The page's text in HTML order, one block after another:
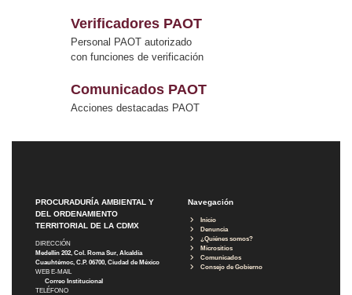
Verificadores PAOT
Personal PAOT autorizado
con funciones de verificación
Comunicados PAOT
Acciones destacadas PAOT
PROCURADURÍA AMBIENTAL Y
DEL ORDENAMIENTO
TERRITORIAL DE LA CDMX
DIRECCIÓN
Medellín 202, Col. Roma Sur, Alcaldía
Cuauhtémoc, C.P. 06700, Ciudad de México
WEB E-MAIL
Correo Institucional
TELÉFONO
Navegación
Inicio
Denuncia
¿Quiénes somos?
Micrositios
Comunicados
Consejo de Gobierno